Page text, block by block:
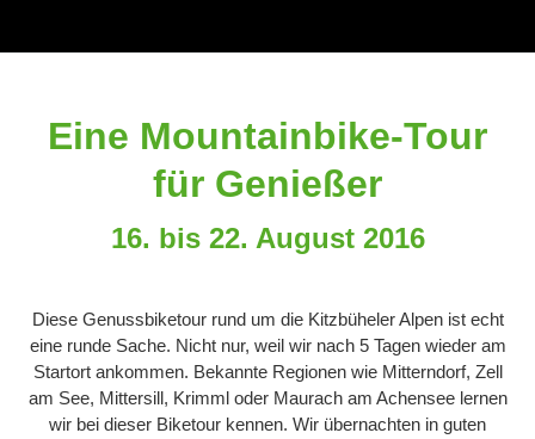
Eine Mountainbike-Tour
für Genießer
16. bis 22. August 2016
Diese Genussbiketour rund um die Kitzbüheler Alpen ist echt
eine runde Sache. Nicht nur, weil wir nach 5 Tagen wieder am
Startort ankommen. Bekannte Regionen wie Mitterndorf, Zell
am See, Mittersill, Krimml oder Maurach am Achensee lernen
wir bei dieser Biketour kennen. Wir übernachten in guten